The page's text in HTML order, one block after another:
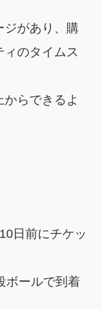
ジがあり、購
ィのタイムス
らできるよ
日前にチケッ
ボールで到着